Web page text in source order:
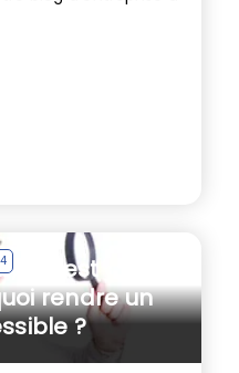
qui est
rendre un
?